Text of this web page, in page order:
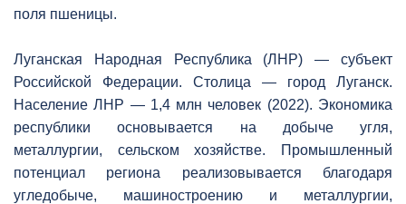
поля пшеницы.
Луганская Народная Республика (ЛНР) — субъект
Российской Федерации. Столица — город Луганск.
Население ЛНР — 1,4 млн человек (2022). Экономика
республики основывается на добыче угля,
металлургии, сельском хозяйстве. Промышленный
потенциал региона реализовывается благодаря
угледобыче, машиностроению и металлургии,